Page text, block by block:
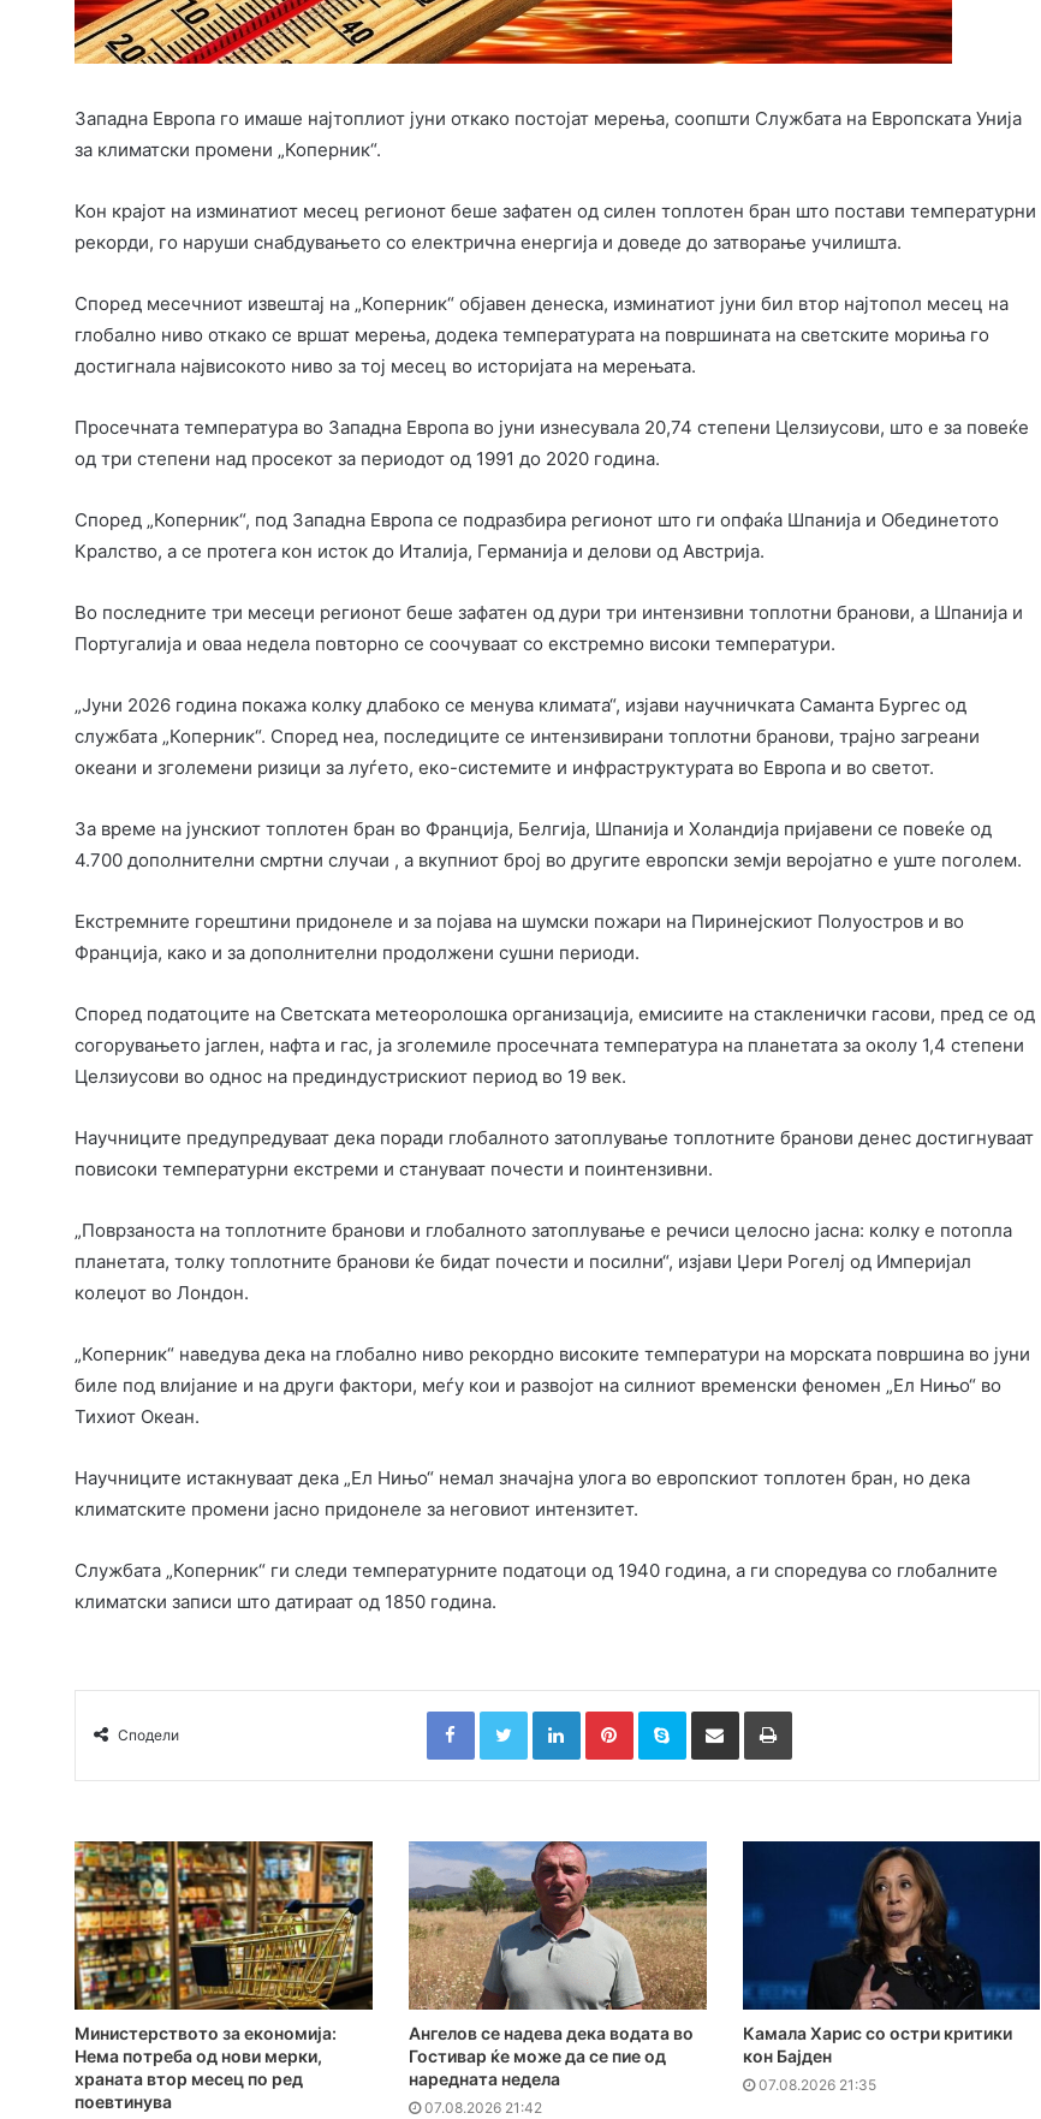
Западна Европа го имаше најтоплиот јуни откако постојат мерења, соопшти Службата на Европската Унија
за климатски промени „Коперник“.
Кон крајот на изминатиот месец регионот беше зафатен од силен топлотен бран што постави температурни
рекорди, го наруши снабдувањето со електрична енергија и доведе до затворање училишта.
Според месечниот извештај на „Коперник“ објавен денеска, изминатиот јуни бил втор најтопол месец на
глобално ниво откако се вршат мерења, додека температурата на површината на светските мориња го
достигнала највисокото ниво за тој месец во историјата на мерењата.
Просечната температура во Западна Европа во јуни изнесувала 20,74 степени Целзиусови, што е за повеќе
од три степени над просекот за периодот од 1991 до 2020 година.
Според „Коперник“, под Западна Европа се подразбира регионот што ги опфаќа Шпанија и Обединетото
Кралство, а се протега кон исток до Италија, Германија и делови од Австрија.
Во последните три месеци регионот беше зафатен од дури три интензивни топлотни бранови, а Шпанија и
Португалија и оваа недела повторно се соочуваат со екстремно високи температури.
„Јуни 2026 година покажа колку длабоко се менува климата“, изјави научничката Саманта Бургес од
службата „Коперник“. Според неа, последиците се интензивирани топлотни бранови, трајно загреани
океани и зголемени ризици за луѓето, еко-системите и инфраструктурата во Европа и во светот.
За време на јунскиот топлотен бран во Франција, Белгија, Шпанија и Холандија пријавени се повеќе од
4.700 дополнителни смртни случаи , а вкупниот број во другите европски земји веројатно е уште поголем.
Екстремните горештини придонеле и за појава на шумски пожари на Пиринејскиот Полуостров и во
Франција, како и за дополнителни продолжени сушни периоди.
Според податоците на Светската метеоролошка организација, емисиите на стакленички гасови, пред се од
согорувањето јаглен, нафта и гас, ја зголемиле просечната температура на планетата за околу 1,4 степени
Целзиусови во однос на прединдустрискиот период во 19 век.
Научниците предупредуваат дека поради глобалното затоплување топлотните бранови денес достигнуваат
повисоки температурни екстреми и стануваат почести и поинтензивни.
„Поврзаноста на топлотните бранови и глобалното затоплување е речиси целосно јасна: колку е потопла
планетата, толку топлотните бранови ќе бидат почести и посилни“, изјави Џери Рогелј од Империјал
колеџот во Лондон.
„Коперник“ наведува дека на глобално ниво рекордно високите температури на морската површина во јуни
биле под влијание и на други фактори, меѓу кои и развојот на силниот временски феномен „Ел Нињо“ во
Тихиот Океан.
Научниците истакнуваат дека „Ел Нињо“ немал значајна улога во европскиот топлотен бран, но дека
климатските промени јасно придонеле за неговиот интензитет.
Службата „Коперник“ ги следи температурните податоци од 1940 година, а ги споредува со глобалните
климатски записи што датираат од 1850 година.
Сподели
FacebookTwitterLinkedInPinterestSkype Сподели преку Е-маил Испринтај
Министерството за економија:
Нема потреба од нови мерки,
храната втор месец по ред
поевтинува
Ангелов се надева дека водата во
Гостивар ќе може да се пие од
наредната недела
07.08.2026 21:42
Камала Харис со остри критики
кон Бајден
07.08.2026 21:35